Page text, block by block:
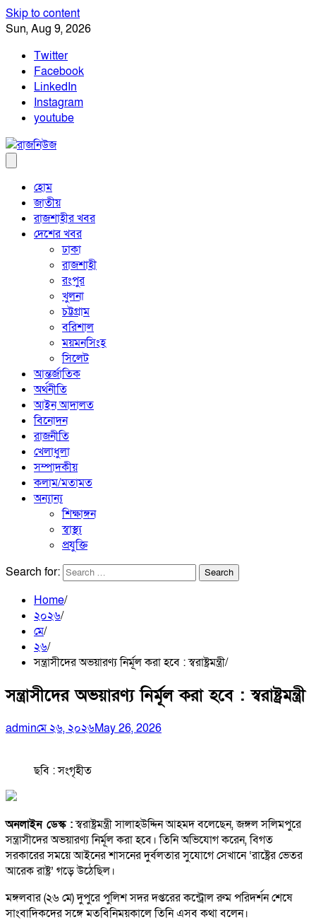
Skip to content
Sun, Aug 9, 2026
Twitter
Facebook
LinkedIn
Instagram
youtube
হোম
জাতীয়
রাজশাহীর খবর
দেশের খবর
ঢাকা
রাজশাহী
রংপুর
খুলনা
চট্টগ্রাম
বরিশাল
ময়মনসিংহ
সিলেট
আন্তর্জাতিক
অর্থনীতি
আইন আদালত
বিনোদন
রাজনীতি
খেলাধুলা
সম্পাদকীয়
কলাম/মতামত
অন্যান্য
শিক্ষাঙ্গন
স্বাস্থ্য
প্রযুক্তি
Search for:
Home
২০২৬
মে
২৬
সন্ত্রাসীদের অভয়ারণ্য নির্মূল করা হবে : স্বরাষ্ট্রমন্ত্রী
সন্ত্রাসীদের অভয়ারণ্য নির্মূল করা হবে : স্বরাষ্ট্রমন্ত্রী
adminমে ২৬, ২০২৬May 26, 2026
ছবি : সংগৃহীত
অনলাইন ডেস্ক :স্বরাষ্ট্রমন্ত্রী সালাহউদ্দিন আহমদ বলেছেন, জঙ্গল সলিমপুরে
সন্ত্রাসীদের অভয়ারণ্য নির্মূল করা হবে। তিনি অভিযোগ করেন, বিগত
সরকারের সময়ে আইনের শাসনের দুর্বলতার সুযোগে সেখানে ‘রাষ্ট্রের ভেতর
আরেক রাষ্ট্র’ গড়ে উঠেছিল।
মঙ্গলবার (২৬ মে) দুপুরে পুলিশ সদর দপ্তরের কন্ট্রোল রুম পরিদর্শন শেষে
সাংবাদিকদের সঙ্গে মতবিনিময়কালে তিনি এসব কথা বলেন।